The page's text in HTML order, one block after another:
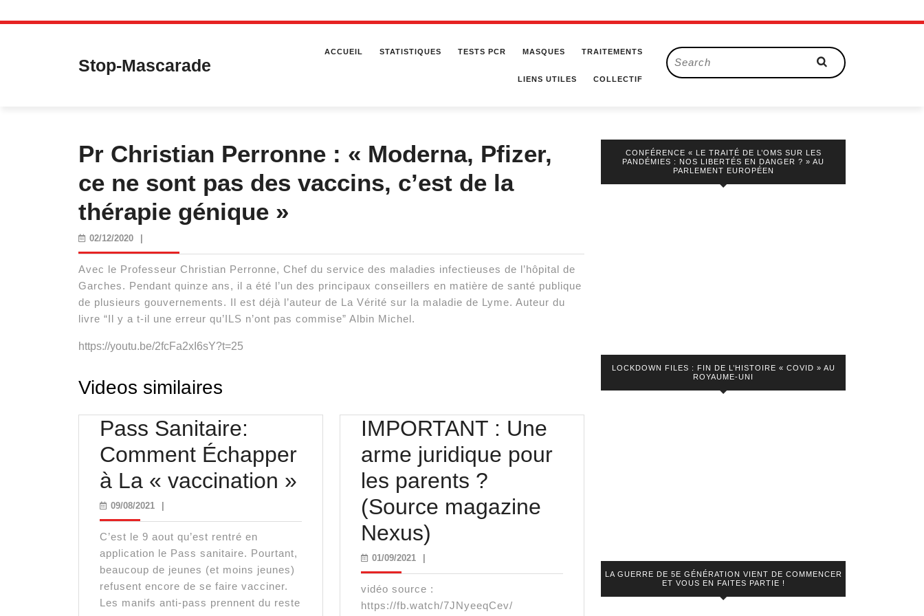
Skip
Stop-Mascarade
ACCUEIL STATISTIQUES TESTS PCR MASQUES TRAITEMENTS
LIENS UTILES COLLECTIF
Search
for:
Pr Christian Perronne : « Moderna, Pfizer,
ce ne sont pas des vaccins, c’est de la
thérapie génique »
02/12/202002/12/2020
Avec le Professeur Christian Perronne, Chef du service des maladies infectieuses de l’hôpital de
Garches. Pendant quinze ans, il a été l’un des principaux conseillers en matière de santé publique
de plusieurs gouvernements. Il est déjà l’auteur de La Vérité sur la maladie de Lyme. Auteur du
livre “Il y a t-il une erreur qu’ILS n’ont pas commise” Albin Michel.
https://youtu.be/2fcFa2xI6sY?t=25
Videos similaires
Pass Sanitaire:
Comment Échapper
à La « vaccination »
Sanitaire:
Comment
Échapper
La
09/08/202109/08/2021
C’est le 9 aout qu’est rentré en
application le Pass sanitaire. Pourtant,
beaucoup de jeunes (et moins jeunes)
refusent encore de se faire vacciner.
Les manifs anti-pass prennent du reste
IMPORTANT : Une
arme juridique pour
les parents ?
(Source magazine
Nexus)
Une
arme
01/09/202101/09/2021
vidéo source :
https://fb.watch/7JNyeeqCev/
CONFÉRENCE « LE TRAITÉ DE L’OMS SUR LES
PANDÉMIES : NOS LIBERTÉS EN DANGER ? » AU
PARLEMENT EUROPÉEN
LOCKDOWN FILES : FIN DE L’HISTOIRE « COVID » AU
ROYAUME-UNI
LA GUERRE DE 5E GÉNÉRATION VIENT DE COMMENCER
ET VOUS EN FAITES PARTIE !